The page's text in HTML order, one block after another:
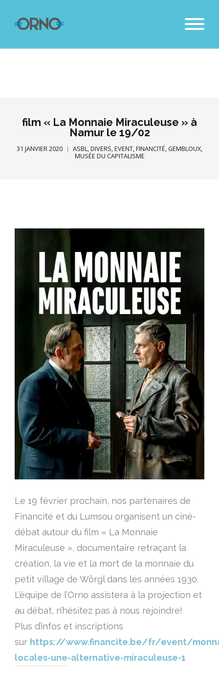
film « La Monnaie Miraculeuse » à
Namur le 19/02
31 JANVIER 2020 ASBL,DIVERS,EVENT,FINANCITÉ, GEMBLOUX,
MUSÉE DU CAPITALISME
Le 19 février prochain, nos partenaires de
Financité et du Lumsou organisent un ciné-
débat autour du film « La Monnaie
Miraculeuse », documentaire retraçant la
création, la vie et la mort de la monnaie du
petit village de Wörgl dans les années 1930.
L’équipe de l’Orno assistera à la projection et
au débat, n’hésitez pas à nous rejoindre!
Plus d’infos et inscriptions
sur https://www.financite.be/fr/event/
locales-une-alternative-miraculeuse-1